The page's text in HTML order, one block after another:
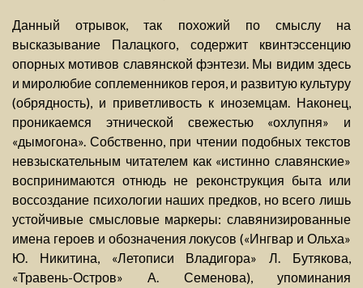
Данный отрывок, так похожий по смыслу на
высказывание Палацкого, содержит квинтэссенцию
опорных мотивов славянской фэнтези. Мы видим здесь
и миролюбие соплеменников героя, и развитую культуру
(обрядность), и приветливость к иноземцам. Наконец,
проникаемся этнической свежестью «охлупня» и
«дымогона». Собственно, при чтении подобных текстов
невзыскательным читателем как «истинно славянские»
воспринимаются отнюдь не реконструкция быта или
воссоздание психологии наших предков, но всего лишь
устойчивые смысловые маркеры: славянизированные
имена героев и обозначения локусов («Ингвар и Ольха»
Ю. Никитина, «Летописи Владигора» Л. Бутякова,
«Травень-Остров» А. Семенова), упоминания